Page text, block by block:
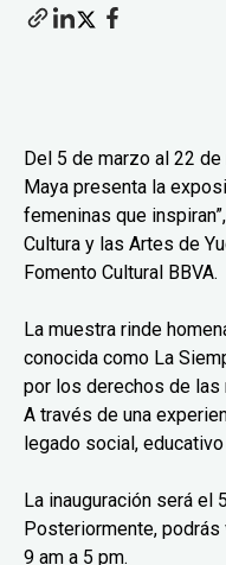
Del 5 de marzo al 22
Maya presenta la
femeninas que
Cultura y las Artes de
Fomento Cultural BBVA.
La muestra rinde
conocida como La
por los derechos de las
A través de una
legado social, educativo
La inauguración será el
Posteriormente,
9 am a 5 pm.